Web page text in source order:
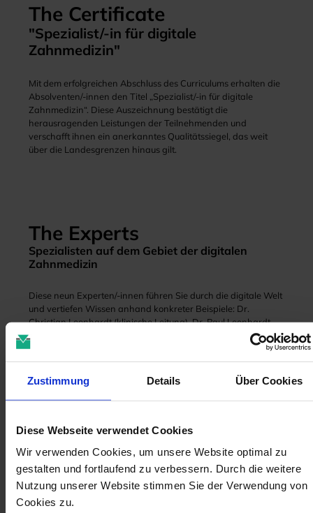
Zustimmung Details Über Cookies
Diese Webseite verwendet Cookies
Wir verwenden Cookies, um unsere Website optimal zu
gestalten und fortlaufend zu verbessern. Durch die weitere
Nutzung unserer Website stimmen Sie der Verwendung von
Cookies zu.
The Certificate
"Spezialist/-in für digitale
Zahnmedizin"
Mit dem erfolgreichen Abschluss des Curriculums erhalten die
Absolventen/-innen den Titel „Spezialist/-in für digitale
Zahnmedizin“. Diese Auszeichnung bestätigt die
herausragenden Leistungen der Teilnehmenden und
verschafft ihnen ein anerkanntes Qualitätssiegel, das weit
über die Landesgrenzen hinaus gilt.
The Experts
Spezialisten auf dem Gebiet der digitalen
Zahnmedizin
Diese neun Experten/-innen führen Sie durch die digitale Welt
und vertiefen Wissen anhand konkreter Beispiele: Dr.
Christian Leonhardt (klinische Leitung), Dr. Paul Leonhardt
Schuh, ZT Fatih Birinci, ZTM Bastian Wagner, ZTM Vincent
Fehmer, Prof. Dr. Daniel Edelhoff, Dr. Marcus Engelschalk, Dr.
Ina Köttgen und Prof. Dr. Markus Blatz (wissenschaftliche
Leitung).
16.01. - 17.01.2026 | Einleitung
Behandlungsplanung
Dr. Christian Leonhardt